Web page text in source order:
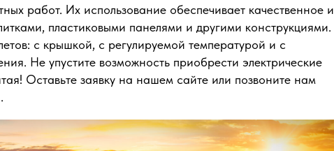
работ. Их использование обеспечивает качественное и
пластиковыми панелями и другими конструкциями.
с крышкой, с регулируемой температурой и с
Не упустите возможность приобрести электрические
Оставьте заявку на нашем сайте или позвоните нам